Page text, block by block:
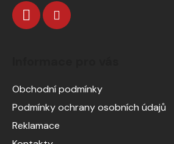
Obchodní podmínky
Podmínky ochrany osobních údajů
Reklamace